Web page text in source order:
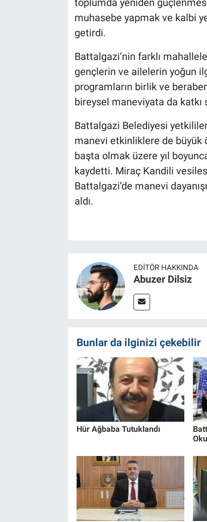
muhasebe yapmak ve kalbi
getirdi.
Battalgazi’nin farklı
gençlerin ve ailelerin yoğun
programların birlik ve
bireysel maneviyata da katkı
Battalgazi Belediyesi
manevi etkinliklere de
başta olmak üzere yıl
kaydetti. Miraç Kandili
Battalgazi’de manevi
aldı.
EDITÖR HAKKINDA
Abuzer Dilsiz
Bunlar da ilginizi çekebilir
Hür Ağbaba Tutuklandı